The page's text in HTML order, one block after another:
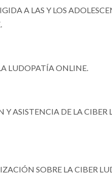
A LAS Y LOS
LUDOPATÍA ONLINE.
ASISTENCIA DE LA CIBER
SOBRE LA CIBER